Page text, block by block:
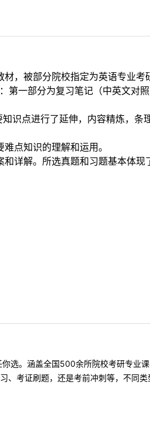
，被部分院校指定为英语专业考
第一部分为复习笔记（中英文对
识点进行了延伸，内容精炼，条
点知识的理解和运用。
详解。所选真题和习题基本体
选。涵盖全国500余所院校考研专业
考证刷题，还是考前冲刺等，不同